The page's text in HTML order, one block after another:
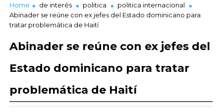
Home de interés politica
politica internacional
Abinader se reúne con ex jefes del Estado dominicano para
tratar problemática de Haití
Abinader se reúne con ex jefes del
Estado dominicano para tratar
problemática de Haití